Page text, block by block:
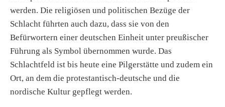
werden. Die religiösen und politischen Bezüge der
Schlacht führten auch dazu, dass sie von den
Befürwortern einer deutschen Einheit unter preußischer
Führung als Symbol übernommen wurde. Das
Schlachtfeld ist bis heute eine Pilgerstätte und zudem ein
Ort, an dem die protestantisch-deutsche und die
nordische Kultur gepflegt werden.